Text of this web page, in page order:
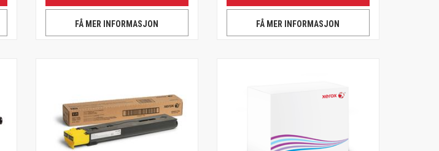
FÅ MER INFORMASJON FÅ MER INFORMASJON